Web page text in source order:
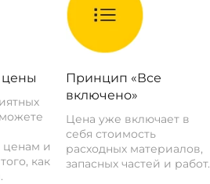
цены
и
как
Принцип «Все
включено»
Цена уже включает в
себя стоимость
расходных материалов,
запасных частей и работ.